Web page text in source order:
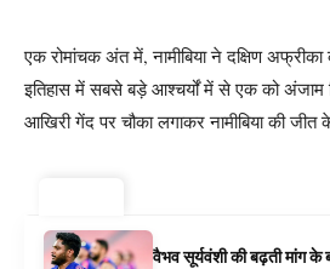
एक रोमांचक अंत में, नामीबिया ने दक्षिण
इतिहास में सबसे बड़े आश्चर्यों में से एक को अंजाम
आखिरी गेंद पर चौका लगाकर नामीबिया की
वैभव सूर्यवंशी की बढ़ती मांग के